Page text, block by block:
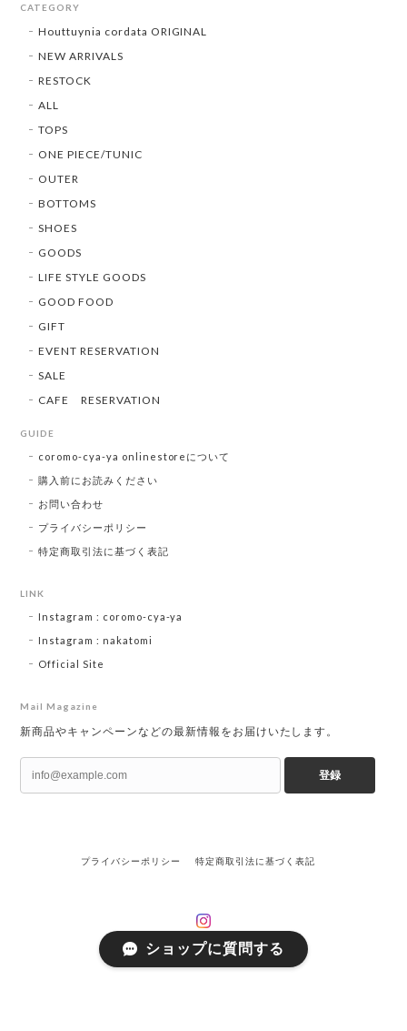
CATEGORY
Houttuynia cordata ORIGINAL
NEW ARRIVALS
RESTOCK
ALL
TOPS
ONE PIECE/TUNIC
OUTER
BOTTOMS
SHOES
GOODS
LIFE STYLE GOODS
GOOD FOOD
GIFT
EVENT RESERVATION
SALE
CAFE RESERVATION
GUIDE
coromo-cya-ya onlinestoreについて
購入前にお読みください
お問い合わせ
プライバシーポリシー
特定商取引法に基づく表記
LINK
Instagram : coromo-cya-ya
Instagram : nakatomi
Official Site
Mail Magazine
新商品やキャンペーンなどの最新情報をお届けいたします。
登録
プライバシーポリシー 特定商取引法に基づく表記
©coromo-cya-ya onlinestore
ショップに質問する